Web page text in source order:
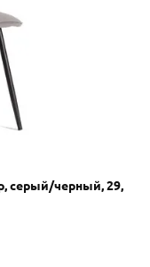
серый/черный, 29,